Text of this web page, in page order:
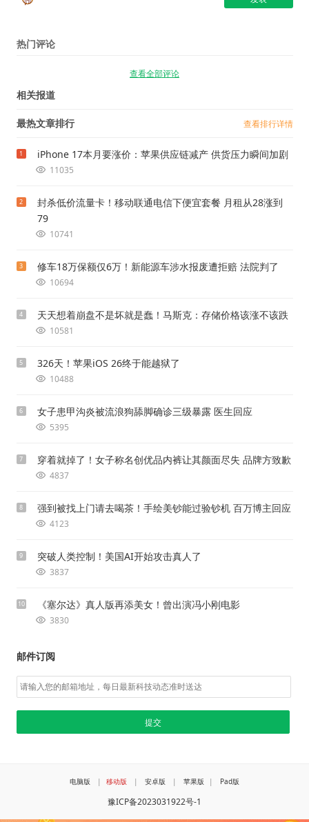
热门评论
查看全部评论
相关报道
最热文章排行 查看排行详情
1 iPhone 17本月要涨价：苹果供应链减产 供货压力瞬间加剧
11035
2
封杀低价流量卡！移动联通电信下便宜套餐 月租从28涨到
79
10741
3 修车18万保额仅6万！新能源车涉水报废遭拒赔 法院判了
10694
4 天天想着崩盘不是坏就是蠢！马斯克：存储价格该涨不该跌
10581
5 326天！苹果iOS 26终于能越狱了
10488
6 女子患甲沟炎被流浪狗舔脚确诊三级暴露 医生回应
5395
7 穿着就掉了！女子称名创优品内裤让其颜面尽失 品牌方致歉
4837
8 强到被找上门请去喝茶！手绘美钞能过验钞机 百万博主回应
4123
9 突破人类控制！美国AI开始攻击真人了
3837
10 《塞尔达》真人版再添美女！曾出演冯小刚电影
3830
邮件订阅
电脑版 | 移动版 | 安卓版 | 苹果版 | Pad版
豫ICP备2023031922号-1